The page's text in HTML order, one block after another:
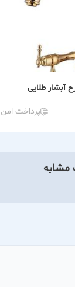
آبشار طلایی
پرداخت امن